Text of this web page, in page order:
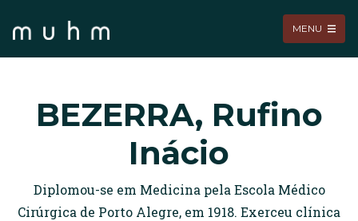
MENU
BEZERRA, Rufino
Inácio
Diplomou-se em Medicina pela Escola Médico
Cirúrgica de Porto Alegre, em 1918. Exerceu clínica